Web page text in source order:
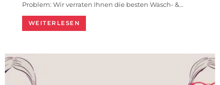
Problem: Wir verraten Ihnen die besten Wasch- &…
WEITERLESEN